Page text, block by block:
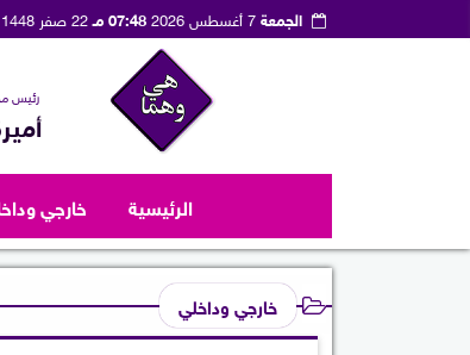
الجمعة7 أغسطس 2026 07:48 مـ 22 صفر 1448
رئيس
الرئيسية خارجي
خارجي وداخلي